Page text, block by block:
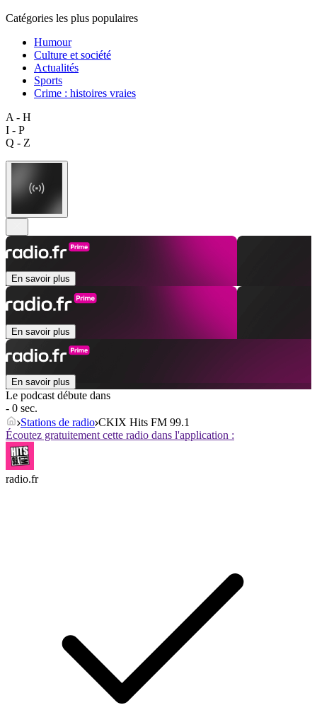
Catégories les plus populaires
Humour
Culture et société
Actualités
Sports
Crime : histoires vraies
A - H
I - P
Q - Z
En savoir plus
En savoir plus
En savoir plus
Le podcast débute dans
- 0 sec.
Stations de radio CKIX Hits FM 99.1
Écoutez gratuitement cette radio dans l'application :
radio.fr